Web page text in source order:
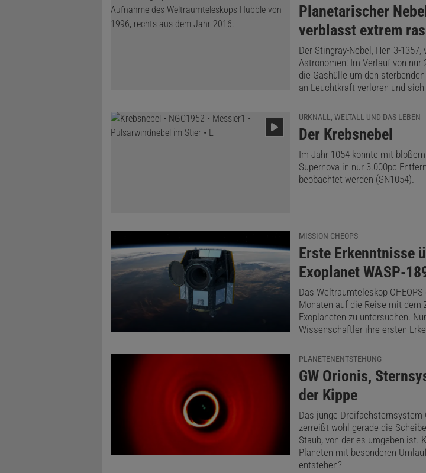
:
Planetarischer Nebel
verblasst extrem
Der Stingray-Nebel, Hen 3-
Astronomen: Im Verlauf von nur
die Gashülle um den
an Leuchtkraft verloren und
URKNALL, WELTALL UND DAS LEBEN
:
Der Krebsnebel
Im Jahr 1054 konnte mit
Supernova in nur 3.000pc
beobachtet werden (SN1054).
MISSION CHEOPS
:
Erste Erkenntnisse
Exoplanet WASP-
Das Weltraumteleskop
Monaten auf die Reise mit dem
Exoplaneten zu untersuchen.
Wissenschaftler ihre ersten
PLANETENENTSTEHUNG
:
GW Orionis,
der Kippe
Das junge Dreifachsternsystem
zerreißt wohl gerade die
Staub, von der es umgeben ist.
Planeten mit besonderen
entstehen?